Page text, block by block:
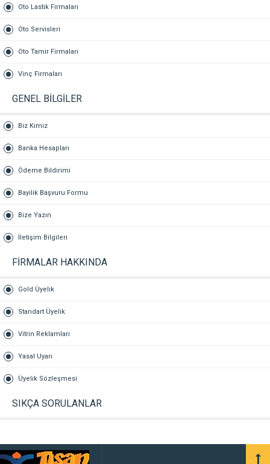
Oto Lastik Firmaları
Oto Servisleri
Oto Tamir Firmaları
Vinç Firmaları
GENEL BİLGİLER
Biz Kimiz
Banka Hesapları
Ödeme Bildirimi
Bayilik Başvuru Formu
Bize Yazın
İletişim Bilgileri
FİRMALAR HAKKINDA
Gold Üyelik
Standart Üyelik
Vitrin Reklamları
Yasal Uyarı
Üyelik Sözleşmesi
SIKÇA SORULANLAR